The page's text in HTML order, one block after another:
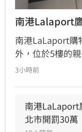
南港Lalaport
南港LaLaport購
外，位於5樓的
未固定妥當，導
3樓部分櫃位暫
作，目前相關
3小時前
南港LaLaport
北市開罰30萬